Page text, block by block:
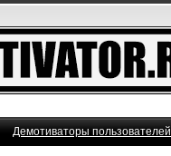
Демотиваторы